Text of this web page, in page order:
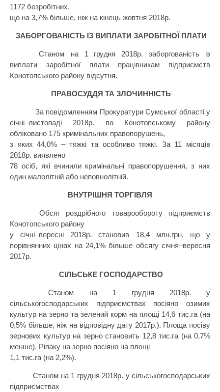
1172 безробітних,
що на 3,7% більше, ніж на кінець жовтня 2018р.
ЗАБОРГОВАНІСТЬ ІЗ ВИПЛАТИ ЗАРОБІТНОЇ ПЛАТИ
Станом на 1 грудня 2018р. заборгованість із
виплати заробітної плати працівникам підприємств
Конотопського району відсутня.
ПРАВОСУДДЯ ТА ЗЛОЧИННІСТЬ
За повідомленням Прокуратури Сумської області у
січні–листопаді 2018р. по Конотопському району
обліковано 1 75 кримінальних правопорушень,
з яких 44,0% –тяжкі та особливо тяжкі. За 11 місяців
2018р. виявлено
78 осіб, які вчинили кримінальні правопорушення,з них
один малолітній або неповнолітній.
ВНУТРІШНЯ ТОРГІВЛЯ
Обсяг роздрібного товарообороту підприємств
Конотопського району
у січні–вересні 2018р. становив 18,4 млн.грн, що у
порівнянних цінах на 24,1% більше обсягу січня–вересня
2017р.
СІЛЬСЬКЕ ГОСПОДАРСТВО
Станом на 1 грудня 2018р. у
сільськогосподарських підприємствах посіяно озимих
культур на зерно та зелений корм на площі 14,6 тис.га (на
0,5% більше, ніж на відповідну дату 2017р.). Площа посіву
зернових культур на зерно становить 12,8 тис.га (на 0,7%
менше). Ріпаку на зерно посіяно на площі
1,1 тис.га (на 2,2%).
Станом на 1 грудня 2018р. у сільськогосподарських
підприємствах